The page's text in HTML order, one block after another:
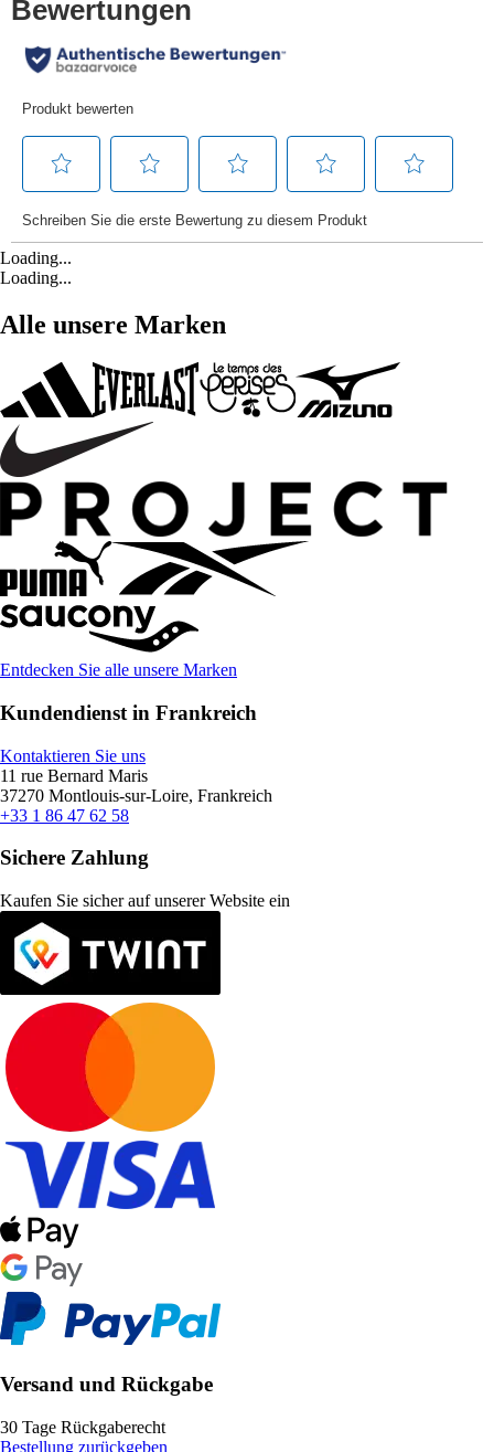
Loading...
Loading...
Alle unsere Marken
Entdecken Sie alle unsere Marken
Kundendienst in Frankreich
Kontaktieren Sie uns
11 rue Bernard Maris
37270 Montlouis-sur-Loire, Frankreich
+33 1 86 47 62 58
Sichere Zahlung
Kaufen Sie sicher auf unserer Website ein
Versand und Rückgabe
30 Tage Rückgaberecht
Bestellung zurückgeben